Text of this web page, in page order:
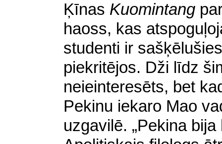
Ķīnas Kuomintang
haoss, kas
studenti ir
piekritējos. Dži līdz
neieinteresēts, bet
Pekinu iekaro Mao
uzgavilē. „Pekina